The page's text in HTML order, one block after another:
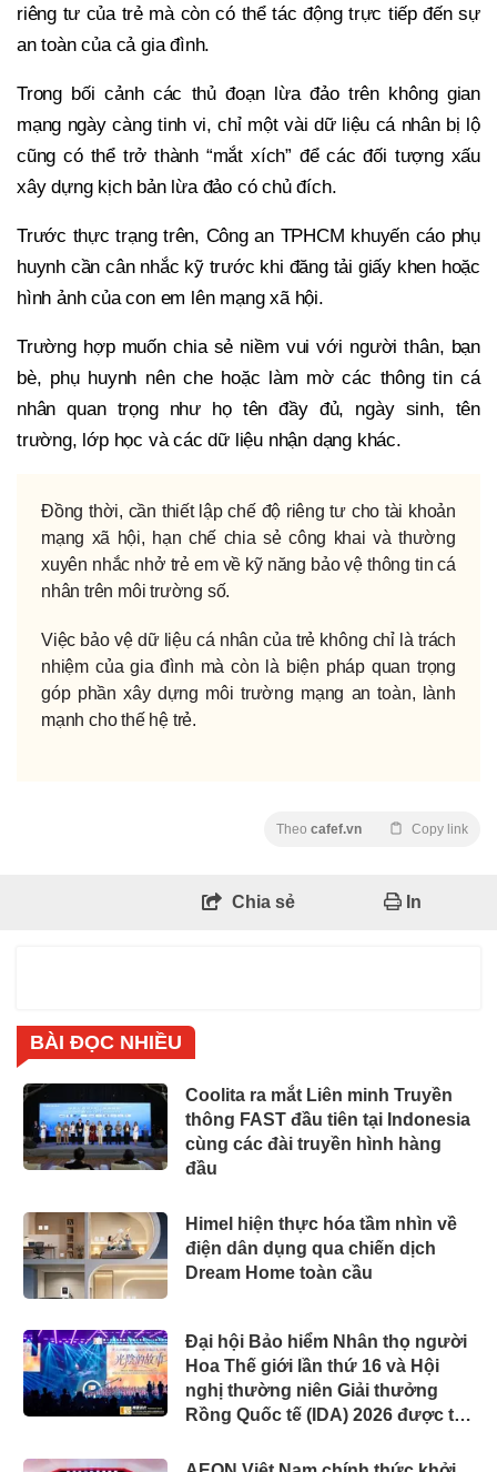
riêng tư của trẻ mà còn có thể tác động trực tiếp đến sự
an toàn của cả gia đình.
Trong bối cảnh các thủ đoạn lừa đảo trên không gian
mạng ngày càng tinh vi, chỉ một vài dữ liệu cá nhân bị lộ
cũng có thể trở thành “mắt xích” để các đối tượng xấu
xây dựng kịch bản lừa đảo có chủ đích.
Trước thực trạng trên, Công an TPHCM khuyến cáo phụ
huynh cần cân nhắc kỹ trước khi đăng tải giấy khen hoặc
hình ảnh của con em lên mạng xã hội.
Trường hợp muốn chia sẻ niềm vui với người thân, bạn
bè, phụ huynh nên che hoặc làm mờ các thông tin cá
nhân quan trọng như họ tên đầy đủ, ngày sinh, tên
trường, lớp học và các dữ liệu nhận dạng khác.
Đồng thời, cần thiết lập chế độ riêng tư cho tài khoản
mạng xã hội, hạn chế chia sẻ công khai và thường
xuyên nhắc nhở trẻ em về kỹ năng bảo vệ thông tin cá
nhân trên môi trường số.
Việc bảo vệ dữ liệu cá nhân của trẻ không chỉ là trách
nhiệm của gia đình mà còn là biện pháp quan trọng
góp phần xây dựng môi trường mạng an toàn, lành
mạnh cho thế hệ trẻ.
Theo cafef.vn Copy link
Chia sẻ In
BÀI ĐỌC NHIỀU
Coolita ra mắt Liên minh Truyền
thông FAST đầu tiên tại Indonesia
cùng các đài truyền hình hàng
đầu
Himel hiện thực hóa tầm nhìn về
điện dân dụng qua chiến dịch
Dream Home toàn cầu
Đại hội Bảo hiểm Nhân thọ người
Hoa Thế giới lần thứ 16 và Hội
nghị thường niên Giải thưởng
Rồng Quốc tế (IDA) 2026 được tổ